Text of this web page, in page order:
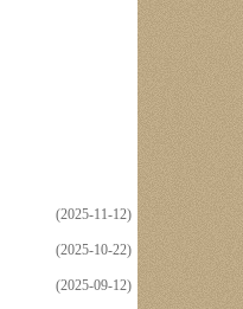
(2025-11-12)
(2025-10-22)
(2025-09-12)